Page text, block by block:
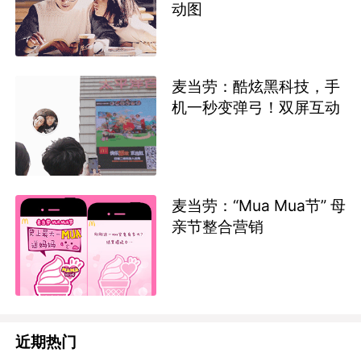
动图
麦当劳：酷炫黑科技，手
机一秒变弹弓！双屏互动
麦当劳：“Mua Mua节” 母
亲节整合营销
近期热门